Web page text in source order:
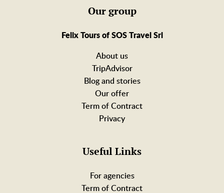
Our group
Felix Tours of SOS Travel Srl
About us
TripAdvisor
Blog and stories
Our offer
Term of Contract
Privacy
Useful Links
For agencies
Term of Contract